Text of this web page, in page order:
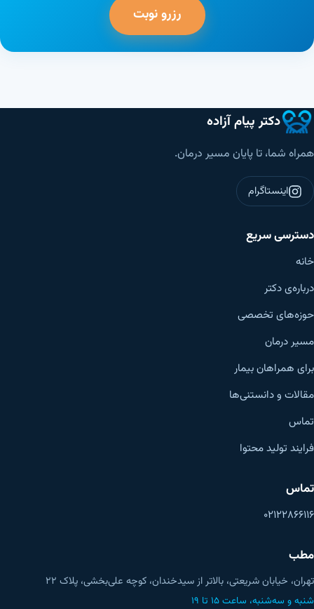
رزرو نوبت
دکتر پیام آزاده
همراه شما، تا پایان مسیر درمان.
اینستاگرام
دسترسی سریع
خانه
درباره‌ی دکتر
حوزه‌های تخصصی
مسیر درمان
برای همراهان بیمار
مقالات و دانستنی‌ها
تماس
فرایند تولید محتوا
تماس
۰۲۱۲۲۸۶۶۱۱۶
مطب
تهران، خیابان شریعتی، بالاتر از سیدخندان، کوچه علی‌بخشی، پلاک ۲۲
شنبه و سه‌شنبه، ساعت ۱۵ تا ۱۹